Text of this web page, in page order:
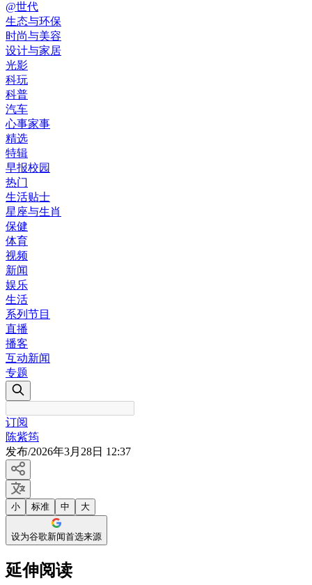
@世代
生态与环保
时尚与美容
设计与家居
光影
科玩
科普
汽车
心事家事
精选
特辑
早报校园
热门
生活贴士
星座与生肖
保健
体育
视频
新闻
娱乐
生活
系列节目
直播
播客
互动新闻
专题
订阅
陈紫筠
发布/2026年3月28日 12:37
小 标准 中 大
设为谷歌新闻首选来源
延伸阅读